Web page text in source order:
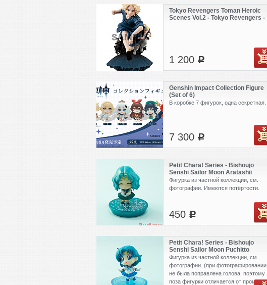
Tokyo Revengers Toman Heroic
Scenes Vol.2 - Tokyo Revengers -
1 200 c
Genshin Impact Collection Figure
(Set of 6)
В коробке 7 фигурок, одна секретная.
7 300 c
Petit Chara! Series - Bishoujo
Senshi Sailor Moon Aratashii
Nakama to Henshin yo! Hen
GLITTER ver. Version B - Sailor
Фигурка из частной коллекции, см.
фотографии. Имеются потёртости.
450 c
Petit Chara! Series - Bishoujo
Senshi Sailor Moon Puchitto
Oshiokiyo! Hen - Version A - Sailor
Mercury (б.у)
Фигурка из частной коллекции, см.
фотографии. (при фотографировании
не была поправлена голова, поэтому
поза фигурки отличается от промо